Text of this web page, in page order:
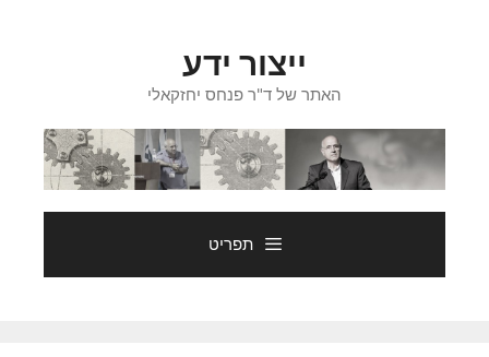
ייצור ידע
האתר של ד"ר פנחס יחזקאלי
תפריט